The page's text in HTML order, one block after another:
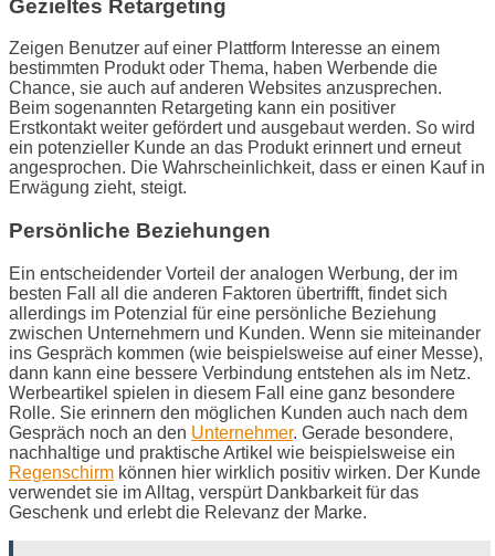
Gezieltes Retargeting
Zeigen Benutzer auf einer Plattform Interesse an einem
bestimmten Produkt oder Thema, haben Werbende die
Chance, sie auch auf anderen Websites anzusprechen.
Beim sogenannten Retargeting kann ein positiver
Erstkontakt weiter gefördert und ausgebaut werden. So wird
ein potenzieller Kunde an das Produkt erinnert und erneut
angesprochen. Die Wahrscheinlichkeit, dass er einen Kauf in
Erwägung zieht, steigt.
Persönliche Beziehungen
Ein entscheidender Vorteil der analogen Werbung, der im
besten Fall all die anderen Faktoren übertrifft, findet sich
allerdings im Potenzial für eine persönliche Beziehung
zwischen Unternehmern und Kunden. Wenn sie miteinander
ins Gespräch kommen (wie beispielsweise auf einer Messe),
dann kann eine bessere Verbindung entstehen als im Netz.
Werbeartikel spielen in diesem Fall eine ganz besondere
Rolle. Sie erinnern den möglichen Kunden auch nach dem
Gespräch noch an den Unternehmer. Gerade besondere,
nachhaltige und praktische Artikel wie beispielsweise ein
Regenschirm können hier wirklich positiv wirken. Der Kunde
verwendet sie im Alltag, verspürt Dankbarkeit für das
Geschenk und erlebt die Relevanz der Marke.